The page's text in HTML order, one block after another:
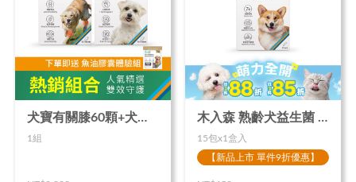
犬寶有關膝60顆+犬寶珍心動60顆
1組
木入森 熟齡犬益生菌 15包X1｜狗狗益生菌
15包x1盒入
【新品上市 單件9折優惠】